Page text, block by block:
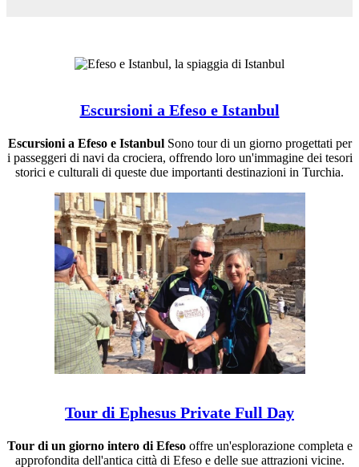
Escursioni a Efeso e Istanbul
Escursioni a Efeso e IstanbulSono tour di un giorno progettati per
i passeggeri di navi da crociera, offrendo loro un'immagine dei tesori
storici e culturali di queste due importanti destinazioni in Turchia.
Tour di Ephesus Private Full Day
Tour di un giorno intero di Efeso offre un'esplorazione completa e
approfondita dell'antica città di Efeso e delle sue attrazioni vicine.